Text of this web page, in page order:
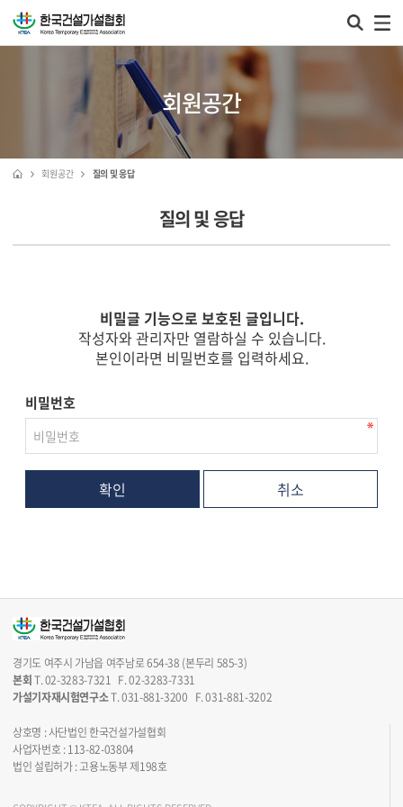
회원공간
회원공간 질의 및 응답
질의 및 응답
비밀글 기능으로 보호된 글입니다.
작성자와 관리자만 열람하실 수 있습니다.
본인이라면 비밀번호를 입력하세요.
비밀번호
취소
경기도 여주시 가남읍 여주남로 654-38 (본두리 585-3)
본회T. 02-3283-7321 F. 02-3283-7331
가설기자재시험연구소T. 031-881-3200 F. 031-881-3202
상호명 : 사단법인 한국건설가설협회
사업자번호 : 113-82-03804
법인 설립허가 : 고용노동부 제198호